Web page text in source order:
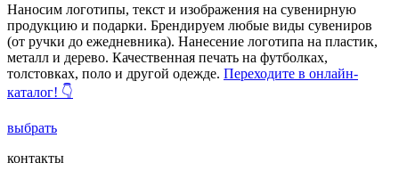
Наносим логотипы, текст и изображения на сувенирную
продукцию и подарки. Брендируем любые виды сувениров
(от ручки до ежедневника). Нанесение логотипа на пластик,
металл и дерево. Качественная печать на футболках,
толстовках, поло и другой одежде. Переходите в онлайн-
каталог! 👇
выбрать
контакты